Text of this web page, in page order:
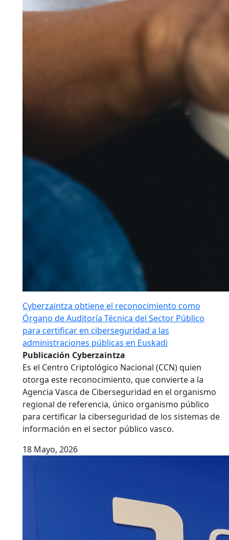
Cyberzaintza obtiene el reconocimiento como
Órgano de Auditoría Técnica del Sector Público
para certificar en ciberseguridad a las
administraciones públicas en Euskadi
Publicación Cyberzaintza
Es el Centro Criptológico Nacional (CCN) quien
otorga este reconocimiento, que convierte a la
Agencia Vasca de Ciberseguridad en el organismo
regional de referencia, único organismo público
para certificar la ciberseguridad de los sistemas de
información en el sector público vasco.
18 Mayo, 2026